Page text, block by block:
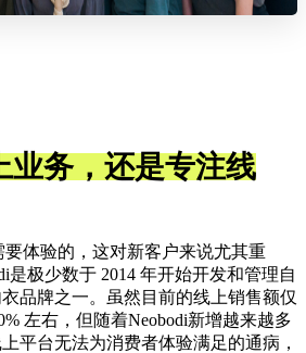
业务，还是专注线
体验的，这对新客户来说尤其重
是极少数于 2014 年开始开发和管理自
品牌之一。虽然目前的线上销售额仅
左右，但随着Neobodi新增越来越多
平台无法为消费者体验满足的通病，